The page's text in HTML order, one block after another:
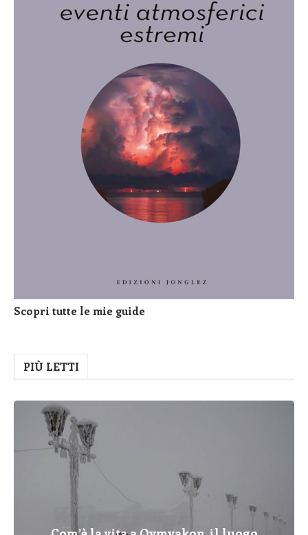
Scopri tutte le mie guide
PIÙ LETTI